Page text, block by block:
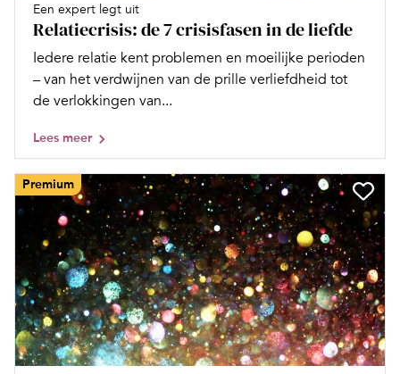
Een expert legt uit
Relatiecrisis: de 7 crisisfasen in de liefde
Iedere relatie kent problemen en moeilijke perioden
– van het verdwijnen van de prille verliefdheid tot
de verlokkingen van...
Lees meer
Premium